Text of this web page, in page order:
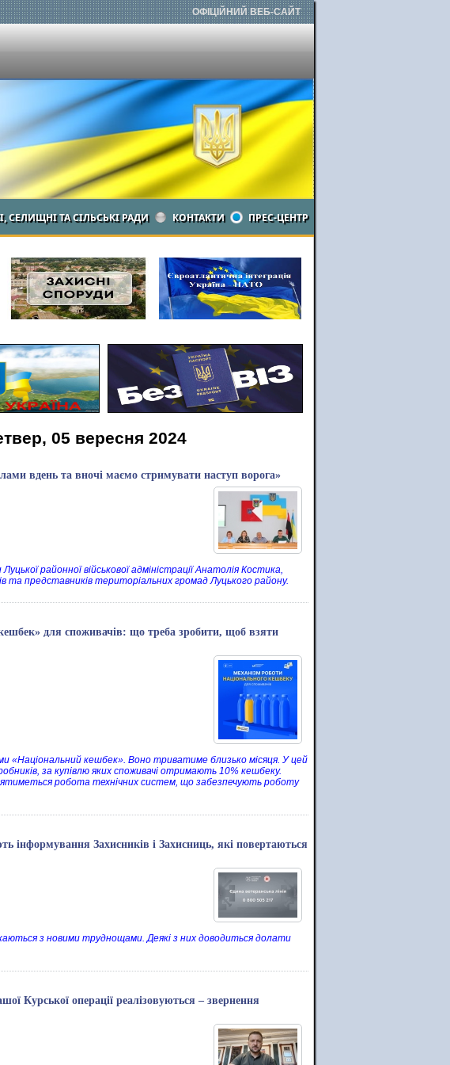
ОФІЦІЙНИЙ ВЕБ-САЙТ
СЕЛИЩНІ ТА СІЛЬСЬКІ РАДИ КОНТАКТИ ПРЕС-ЦЕНТР
05 вересня 2024
вдень та вночі маємо стримувати наступ ворога»
районної військової адміністрації Анатолія Костика,
та представників територіальних громад Луцького району.
для споживачів: що треба зробити, щоб взяти
кешбек». Воно триватиме близько місяця. У цей
за купівлю яких споживачі отримають 10% кешбеку.
робота технічних систем, що забезпечують роботу
інформування Захисників і Захисниць, які повертаються
з новими труднощами. Деякі з них доводиться долати
Курської операції реалізовуються – звернення